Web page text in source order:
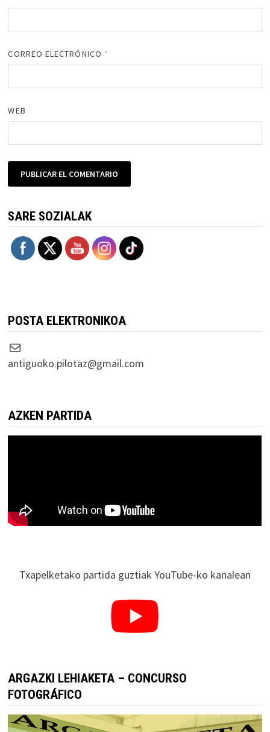
CORREO ELECTRÓNICO *
WEB
SARE SOZIALAK
POSTA ELEKTRONIKOA
Correo electrónico
antiguoko.pilotaz@gmail.com
AZKEN PARTIDA
Txapelketako partida guztiak YouTube-ko kanalean
ARGAZKI LEHIAKETA – CONCURSO
FOTOGRÁFICO